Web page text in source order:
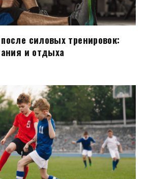
силовых тренировок:
и отдыха